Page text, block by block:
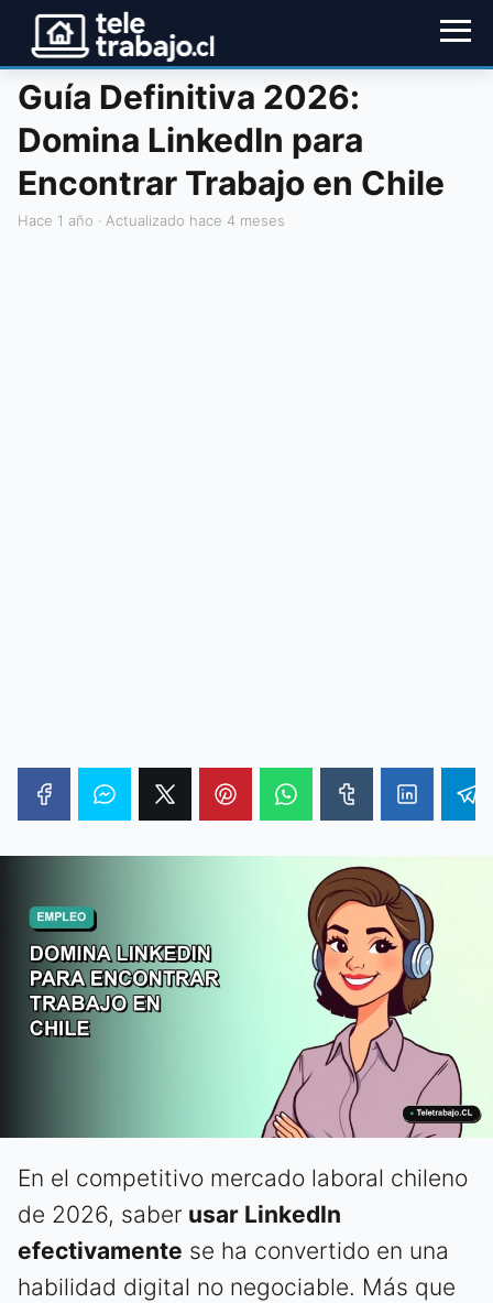
Guía Definitiva 2026:
Domina LinkedIn para
Encontrar Trabajo en Chile
hace 1 año · Actualizado hace 4 meses
En el competitivo mercado laboral chileno
de 2026, saber usar LinkedIn
efectivamente se ha convertido en una
habilidad digital no negociable. Más que